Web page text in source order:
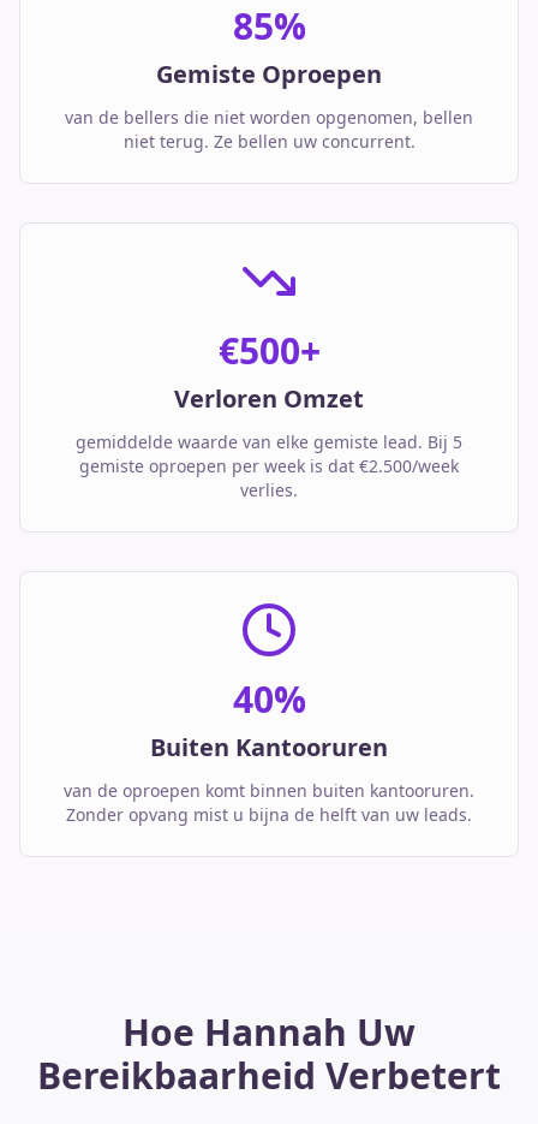
85%
Gemiste Oproepen
van de bellers die niet worden opgenomen, bellen
niet terug. Ze bellen uw concurrent.
€500+
Verloren Omzet
gemiddelde waarde van elke gemiste lead. Bij 5
gemiste oproepen per week is dat €2.500/week
verlies.
40%
Buiten Kantooruren
van de oproepen komt binnen buiten kantooruren.
Zonder opvang mist u bijna de helft van uw leads.
Hoe Hannah Uw
Bereikbaarheid Verbetert